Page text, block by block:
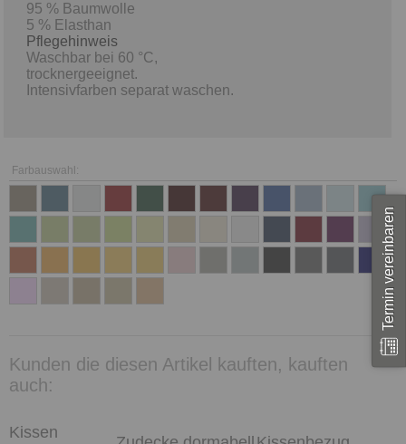
95 % Baumwolle
5 % Elasthan
Pflegehinweis
Waschbar bei 60 °C,
trocknergeeignet.
Intensivfarben separat waschen.
Farbauswahl:
Kunden die diesen Artikel kauften, kauften
auch:
Kissen
Termin vereinbaren